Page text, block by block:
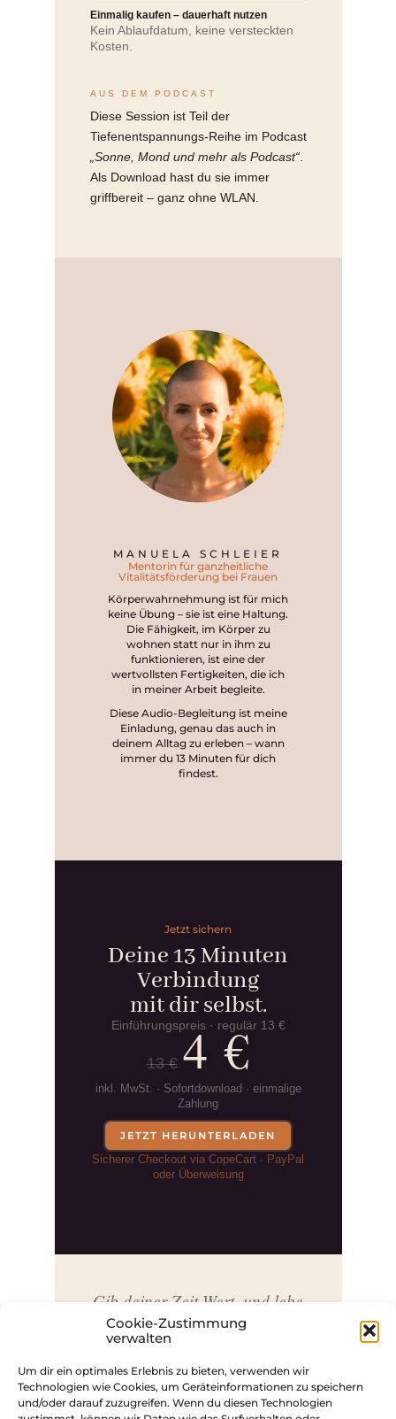
Cookie-Zustimmung
verwalten
Um dir ein optimales Erlebnis zu bieten, verwenden wir
Technologien wie Cookies, um Geräteinformationen zu speichern
und/oder darauf zuzugreifen. Wenn du diesen Technologien
Einmalig kaufen – dauerhaft nutzen
Kein Ablaufdatum, keine versteckten
Kosten.
AUS DEM PODCAST
Diese Session ist Teil der
Tiefenentspannungs-Reihe im Podcast
„Sonne, Mond und mehr als Podcast“.
Als Download hast du sie immer
griffbereit – ganz ohne WLAN.
MANUELA SCHLEIER
Mentorin für ganzheitliche
Vitalitätsförderung bei Frauen
Körperwahrnehmung ist für mich
keine Übung – sie ist eine Haltung.
Die Fähigkeit, im Körper zu
wohnen statt nur in ihm zu
funktionieren, ist eine der
wertvollsten Fertigkeiten, die ich
in meiner Arbeit begleite.
Diese Audio-Begleitung ist meine
Einladung, genau das auch in
deinem Alltag zu erleben – wann
immer du 13 Minuten für dich
findest.
Jetzt sichern
Deine 13 Minuten
Verbindung
mit dir selbst.
Einführungspreis · regulär 13 €
13 € 4 €
inkl. MwSt. · Sofortdownload · einmalige
Zahlung
JETZT HERUNTERLADEN
Sicherer Checkout via CopeCart · PayPal
oder Überweisung
Gib deiner Zeit Wert, und lebe
gut mit dir.
Diese Audio-Begleitung ist kein Ersatz für